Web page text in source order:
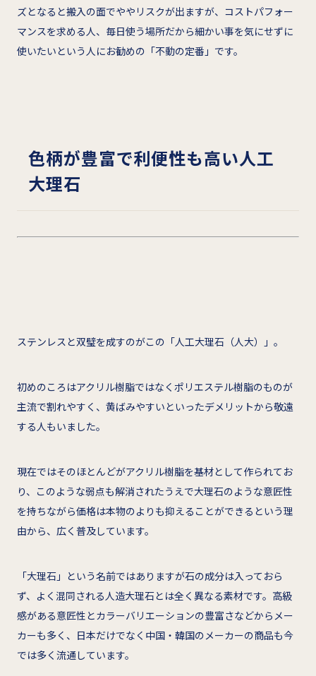
ズとなると搬入の面でややリスクが出ますが、コストパフォー
マンスを求める人、毎日使う場所だから細かい事を気にせずに
使いたいという人にお勧めの「不動の定番」です。
色柄が豊富で利便性も高い人工
大理石
ステンレスと双璧を成すのがこの「人工大理石（人大）」。
初めのころはアクリル樹脂ではなくポリエステル樹脂のものが
主流で割れやすく、黄ばみやすいといったデメリットから敬遠
する人もいました。
現在ではそのほとんどがアクリル樹脂を基材として作られてお
り、このような弱点も解消されたうえで大理石のような意匠性
を持ちながら価格は本物のよりも抑えることができるという理
由から、広く普及しています。
「大理石」という名前ではありますが石の成分は入っておら
ず、よく混同される人造大理石とは全く異なる素材です。高級
感がある意匠性とカラーバリエーションの豊富さなどからメー
カーも多く、日本だけでなく中国・韓国のメーカーの商品も今
では多く流通しています。